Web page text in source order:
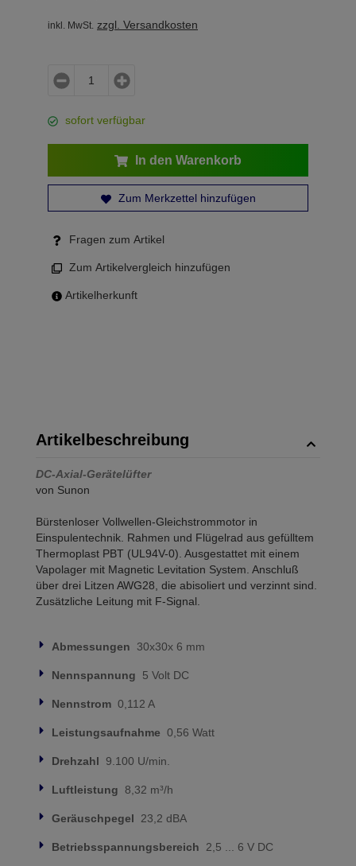
inkl. MwSt. zzgl. Versandkosten
sofort verfügbar
In den Warenkorb
Zum Merkzettel hinzufügen
Fragen zum Artikel
Zum Artikelvergleich hinzufügen
Artikelherkunft
Artikelbeschreibung
DC-Axial-Gerätelüfter
von Sunon
Bürstenloser Vollwellen-Gleichstrommotor in
Einspulentechnik. Rahmen und Flügelrad aus gefülltem
Thermoplast PBT (UL94V-0). Ausgestattet mit einem
Vapolager mit Magnetic Levitation System. Anschluß
über drei Litzen AWG28, die abisoliert und verzinnt sind.
Zusätzliche Leitung mit F-Signal.
Abmessungen 30x30x 6 mm
Nennspannung 5 Volt DC
Nennstrom 0,112 A
Leistungsaufnahme 0,56 Watt
Drehzahl 9.100 U/min.
Luftleistung 8,32 m³/h
Geräuschpegel 23,2 dBA
Betriebsspannungsbereich 2,5 ... 6 V DC